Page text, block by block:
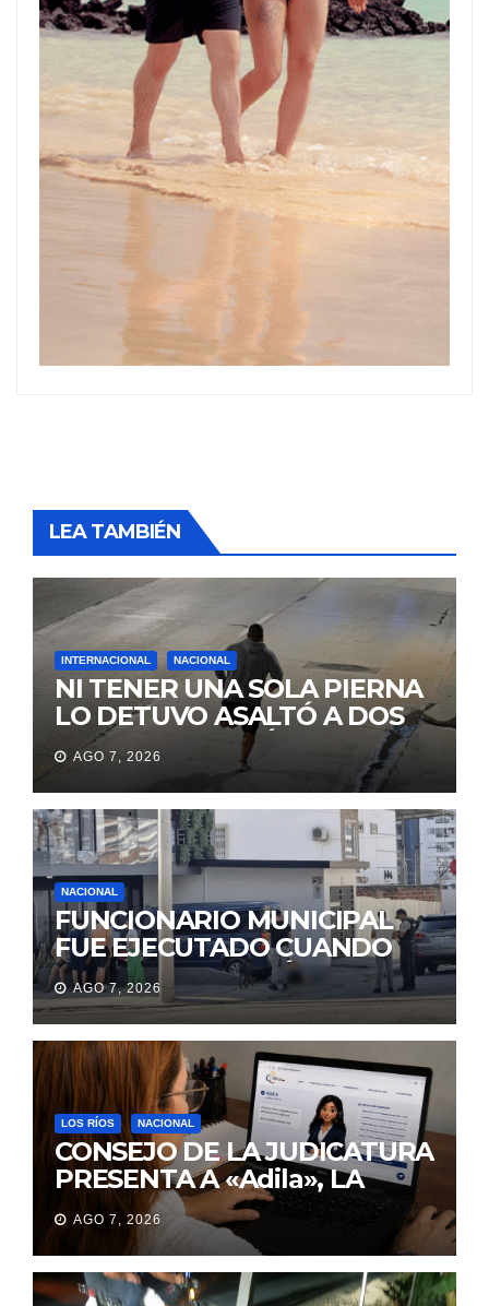
LEA TAMBIÉN
INTERNACIONAL NACIONAL
NI TENER UNA SOLA PIERNA
LO DETUVO ASALTÓ A DOS
MUJERES Y HUYÓ
BRINCANDO.
AGO 7, 2026
NACIONAL
FUNCIONARIO MUNICIPAL
FUE EJECUTADO CUANDO
IBA A UNA REUNIÓN DE
TRABAJO EN MANTA
AGO 7, 2026
LOS RÍOS NACIONAL
CONSEJO DE LA JUDICATURA
PRESENTA A «Adila», LA
ASISTENTE VIRTUAL QUE
ORIENTA A LA CIUDADANÍA
SOBRE TRÁMITES
JUDICIALES
AGO 7, 2026